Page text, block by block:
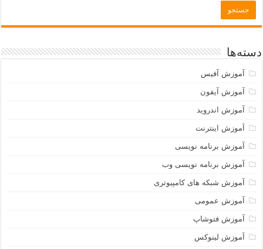
دسته‌ها
آموزش آفیس
آموزش آیفون
آموزش اندروید
آموزش اینترنت
آموزش برنامه نویسی
آموزش برنامه نویسی وب
آموزش شبکه های کامپیوتری
آموزش عمومی
آموزش فتوشاپ
آموزش لینوکس